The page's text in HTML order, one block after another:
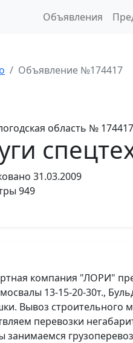
Объявления
Объявление №174417
область № 174417
31.03.2009
949
компания "ЛОРИ"
13-15-20-30т.,
Вывоз строительного
перевозки
занимаемся